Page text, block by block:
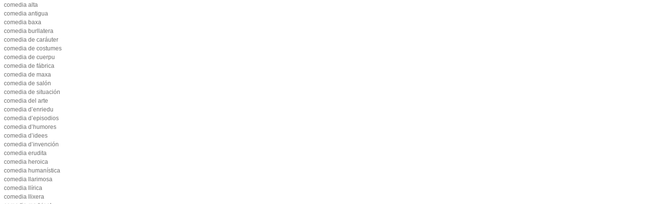
comedia alta
comedia antigua
comedia baxa
comedia burllatera
comedia de caráuter
comedia de costumes
comedia de cuerpu
comedia de fábrica
comedia de maxa
comedia de salón
comedia de situación
comedia del arte
comedia d’enriedu
comedia d’episodios
comedia d’humores
comedia d’idees
comedia d’invención
comedia erudita
comedia heroica
comedia humanística
comedia llarimosa
comedia llírica
comedia llixera